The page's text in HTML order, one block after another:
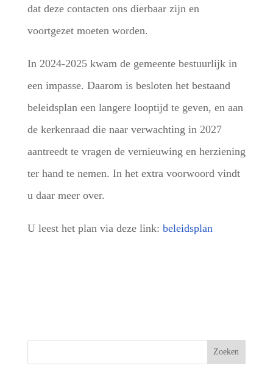
dat deze contacten ons dierbaar zijn en
voortgezet moeten worden.
In 2024-2025 kwam de gemeente bestuurlijk in
een impasse. Daarom is besloten het bestaand
beleidsplan een langere looptijd te geven, en aan
de kerkenraad die naar verwachting in 2027
aantreedt te vragen de vernieuwing en herziening
ter hand te nemen. In het extra voorwoord vindt
u daar meer over.
U leest het plan via deze link: beleidsplan